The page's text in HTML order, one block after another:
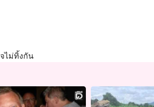
ไม่ทิ้งกัน